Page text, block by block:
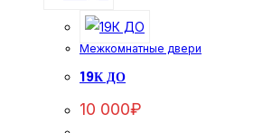
Межкомнатные двери
19К ДО
10 000₽